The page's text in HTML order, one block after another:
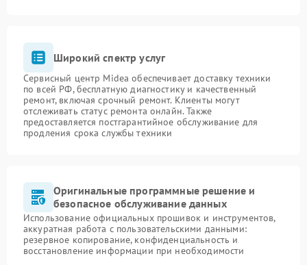
Широкий спектр услуг
Сервисный центр Midea обеспечивает доставку техники
по всей РФ, бесплатную диагностику и качественный
ремонт, включая срочный ремонт. Клиенты могут
отслеживать статус ремонта онлайн. Также
предоставляется постгарантийное обслуживание для
продления срока службы техники
Оригинальные программные решение и
безопасное обслуживание данных
Использование официальных прошивок и инструментов,
аккуратная работа с пользовательскими данными:
резервное копирование, конфиденциальность и
восстановление информации при необходимости